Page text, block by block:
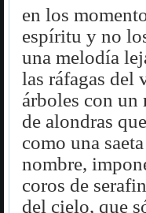
en los
espíritu y no
una melodía
las ráfagas del
árboles con
de alondras
como una
nombre,
coros de
del cielo, que